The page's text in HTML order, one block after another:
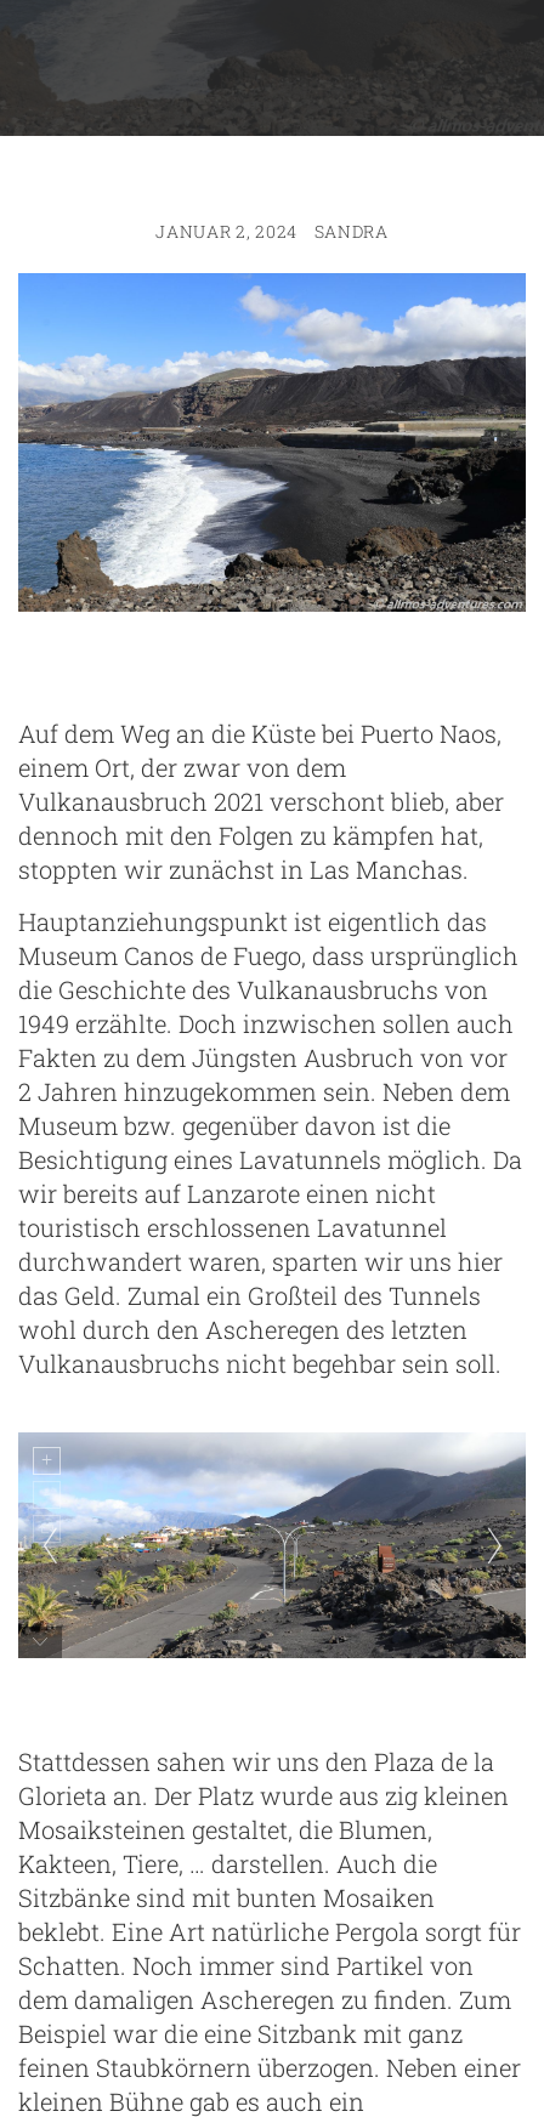
JANUAR 2, 2024 SANDRA
Auf dem Weg an die Küste bei Puerto Naos,
einem Ort, der zwar von dem
Vulkanausbruch 2021 verschont blieb, aber
dennoch mit den Folgen zu kämpfen hat,
stoppten wir zunächst in Las Manchas.
Hauptanziehungspunkt ist eigentlich das
Museum Canos de Fuego, dass ursprünglich
die Geschichte des Vulkanausbruchs von
1949 erzählte. Doch inzwischen sollen auch
Fakten zu dem Jüngsten Ausbruch von vor
2 Jahren hinzugekommen sein. Neben dem
Museum bzw. gegenüber davon ist die
Besichtigung eines Lavatunnels möglich. Da
wir bereits auf Lanzarote einen nicht
touristisch erschlossenen Lavatunnel
durchwandert waren, sparten wir uns hier
das Geld. Zumal ein Großteil des Tunnels
wohl durch den Ascheregen des letzten
Vulkanausbruchs nicht begehbar sein soll.
Stattdessen sahen wir uns den Plaza de la
Glorieta an. Der Platz wurde aus zig kleinen
Mosaiksteinen gestaltet, die Blumen,
Kakteen, Tiere, … darstellen. Auch die
Sitzbänke sind mit bunten Mosaiken
beklebt. Eine Art natürliche Pergola sorgt für
Schatten. Noch immer sind Partikel von
dem damaligen Ascheregen zu finden. Zum
Beispiel war die eine Sitzbank mit ganz
feinen Staubkörnern überzogen. Neben einer
kleinen Bühne gab es auch ein